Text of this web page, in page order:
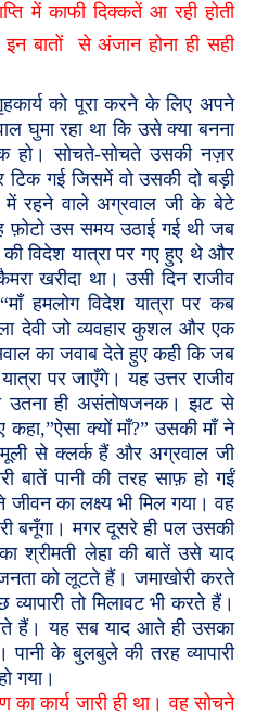
में काफी दिक्कतें आ रही होती
बातों से अंजान होना ही सही
को पूरा करने के लिए अपने
घुमा रहा था कि उसे क्या बनना
हो। सोचते-सोचते उसकी नज़र
टिक गई जिसमें वो उसकी दो बड़ी
रहने वाले अग्रवाल जी के बेटे
फ़ोटो उस समय उठाई गई थी जब
की विदेश यात्रा पर गए हुए थे और
खरीदा था। उसी दिन राजीव
“माँ हमलोग विदेश यात्रा पर कब
देवी जो व्यवहार कुशल और एक
का जवाब देते हुए कही कि जब
पर जाएँगे। यह उत्तर राजीव
उतना ही असंतोषजनक। झट से
कहा,”ऐसा क्यों माँ?” उसकी माँ ने
से क्लर्क हैं और अग्रवाल जी
बातें पानी की तरह साफ़ हो गईं
का लक्ष्य भी मिल गया। वह
बनूँगा। मगर दूसरे ही पल उसकी
श्रीमती लेहा की बातें उसे याद
को लूटते हैं। जमाखोरी करते
तो मिलावट भी करते हैं।
हैं। यह सब याद आते ही उसका
के बुलबुले की तरह व्यापारी
गया।
कार्य जारी ही था। वह सोचने